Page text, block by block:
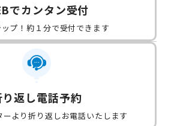
でカンタン受付
プ！約１分で受付できます
り返し電話予約
より折り返しお電話いたします